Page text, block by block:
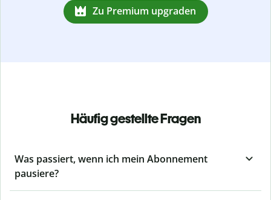
Zu Premium upgraden
Häufig gestellte Fragen
Was passiert, wenn ich mein Abonnement
pausiere?